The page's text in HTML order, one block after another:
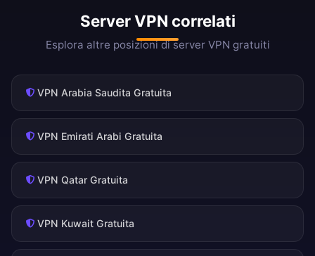
Server VPN correlati
Esplora altre posizioni di server VPN gratuiti
VPN Arabia Saudita Gratuita
VPN Emirati Arabi Gratuita
VPN Qatar Gratuita
VPN Kuwait Gratuita